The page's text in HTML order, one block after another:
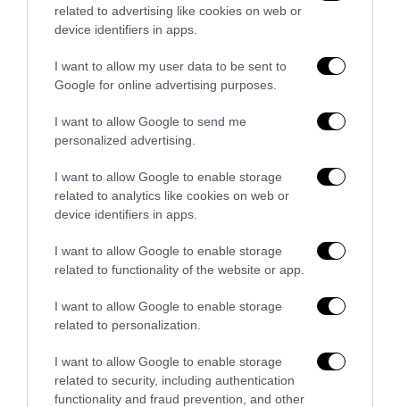
related to advertising like cookies on web or
device identifiers in apps.
I want to allow my user data to be sent to
Google for online advertising purposes.
I want to allow Google to send me
personalized advertising.
I want to allow Google to enable storage
related to analytics like cookies on web or
device identifiers in apps.
I want to allow Google to enable storage
related to functionality of the website or app.
I want to allow Google to enable storage
related to personalization.
I want to allow Google to enable storage
related to security, including authentication
functionality and fraud prevention, and other
La Camera boccia il patentino antifascista per parlare a
Montecitorio: palo clamoroso del Pd
La sinistra è così serva delle toghe da odiare persino il
ricordo di Enzo...
5 Agosto 2026